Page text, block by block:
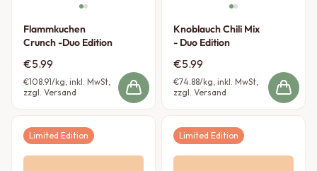
Flammkuchen
Crunch -Duo Edition
€5.99
€108.91/kg, inkl. MwSt,
zzgl. Versand
Knoblauch Chili Mix
- Duo Edition
€5.99
€74.88/kg, inkl. MwSt,
zzgl. Versand
Limited Edition Limited Edition